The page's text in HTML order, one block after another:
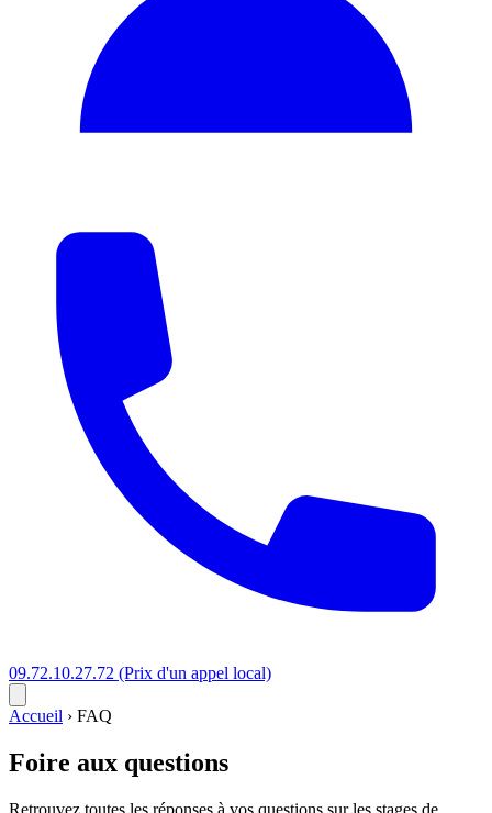
09.72.10.27.72 (Prix d'un appel local)
Accueil › FAQ
Foire aux questions
Retrouvez toutes les réponses à vos questions sur les stages de